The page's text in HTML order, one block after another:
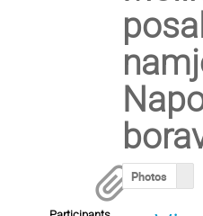
Photos